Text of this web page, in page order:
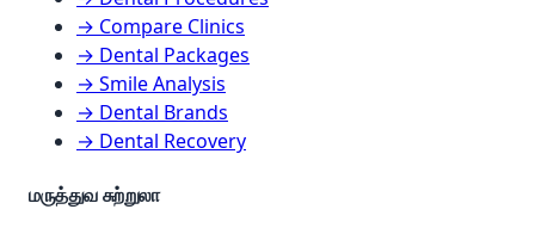
→ Compare Clinics
→ Dental Packages
→ Smile Analysis
→ Dental Brands
→ Dental Recovery
மருத்துவ சுற்றுலா